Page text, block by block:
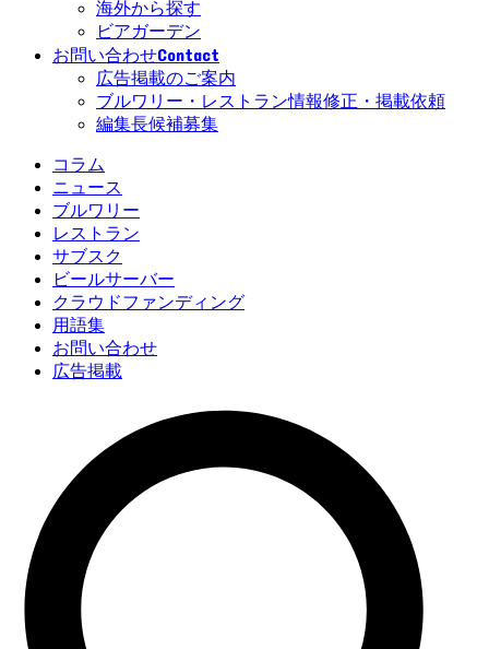
海外から探す
ビアガーデン
お問い合わせContact
広告掲載のご案内
ブルワリー・レストラン情報修正・掲載依頼
編集長候補募集
コラム
ニュース
ブルワリー
レストラン
サブスク
ビールサーバー
クラウドファンディング
用語集
お問い合わせ
広告掲載